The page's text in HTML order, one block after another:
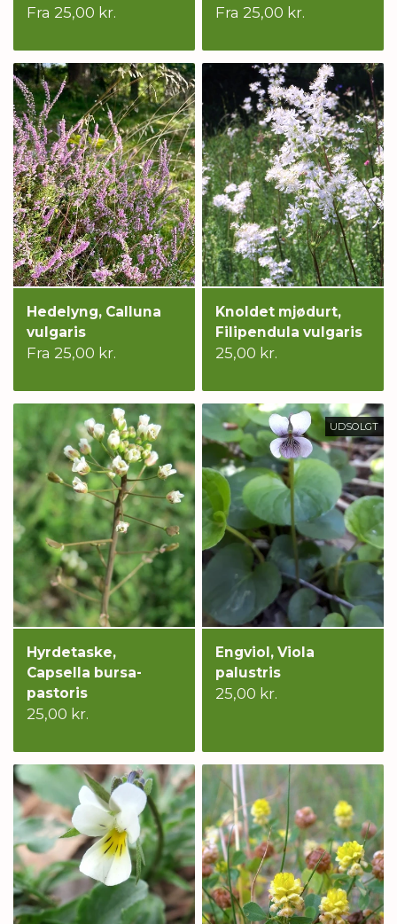
Fra 25,00 kr. Fra 25,00 kr.
Hedelyng, Calluna
vulgaris
Fra 25,00 kr.
Knoldet mjødurt,
Filipendula vulgaris
25,00 kr.
Hyrdetaske,
Capsella bursa-
pastoris
25,00 kr.
UDSOLGT
Engviol, Viola
palustris
25,00 kr.